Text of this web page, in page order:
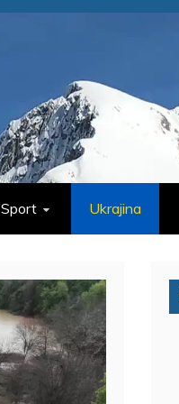
Sport Ukrajina